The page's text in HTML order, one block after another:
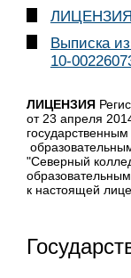
Выписка
10-
ЛИЦЕНЗИЯ
от 23 апреля
"Северный
к настоящей